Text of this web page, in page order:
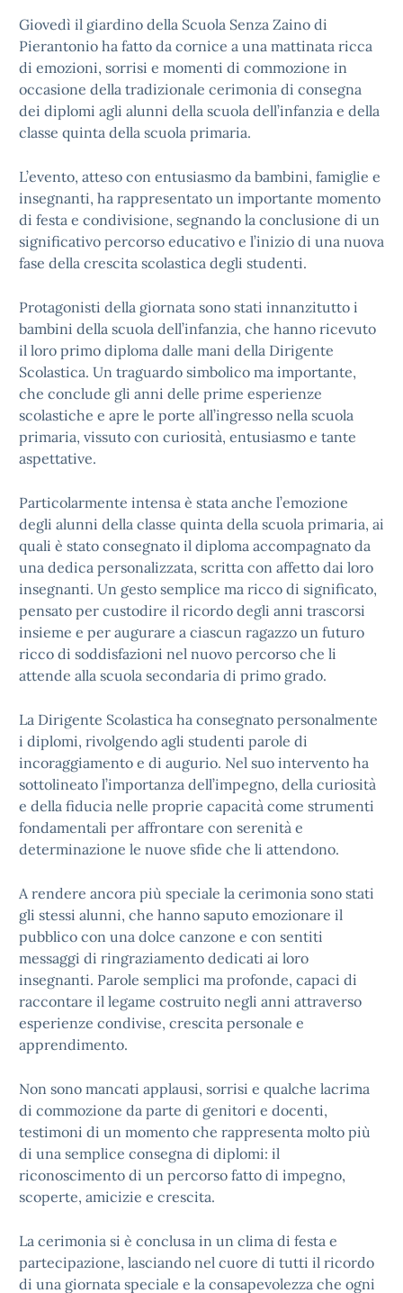
Giovedì il giardino della Scuola Senza Zaino di
Pierantonio ha fatto da cornice a una mattinata ricca
di emozioni, sorrisi e momenti di commozione in
occasione della tradizionale cerimonia di consegna
dei diplomi agli alunni della scuola dell’infanzia e della
classe quinta della scuola primaria.
L’evento, atteso con entusiasmo da bambini, famiglie e
insegnanti, ha rappresentato un importante momento
di festa e condivisione, segnando la conclusione di un
significativo percorso educativo e l’inizio di una nuova
fase della crescita scolastica degli studenti.
Protagonisti della giornata sono stati innanzitutto i
bambini della scuola dell’infanzia, che hanno ricevuto
il loro primo diploma dalle mani della Dirigente
Scolastica. Un traguardo simbolico ma importante,
che conclude gli anni delle prime esperienze
scolastiche e apre le porte all’ingresso nella scuola
primaria, vissuto con curiosità, entusiasmo e tante
aspettative.
Particolarmente intensa è stata anche l’emozione
degli alunni della classe quinta della scuola primaria, ai
quali è stato consegnato il diploma accompagnato da
una dedica personalizzata, scritta con affetto dai loro
insegnanti. Un gesto semplice ma ricco di significato,
pensato per custodire il ricordo degli anni trascorsi
insieme e per augurare a ciascun ragazzo un futuro
ricco di soddisfazioni nel nuovo percorso che li
attende alla scuola secondaria di primo grado.
La Dirigente Scolastica ha consegnato personalmente
i diplomi, rivolgendo agli studenti parole di
incoraggiamento e di augurio. Nel suo intervento ha
sottolineato l’importanza dell’impegno, della curiosità
e della fiducia nelle proprie capacità come strumenti
fondamentali per affrontare con serenità e
determinazione le nuove sfide che li attendono.
A rendere ancora più speciale la cerimonia sono stati
gli stessi alunni, che hanno saputo emozionare il
pubblico con una dolce canzone e con sentiti
messaggi di ringraziamento dedicati ai loro
insegnanti. Parole semplici ma profonde, capaci di
raccontare il legame costruito negli anni attraverso
esperienze condivise, crescita personale e
apprendimento.
Non sono mancati applausi, sorrisi e qualche lacrima
di commozione da parte di genitori e docenti,
testimoni di un momento che rappresenta molto più
di una semplice consegna di diplomi: il
riconoscimento di un percorso fatto di impegno,
scoperte, amicizie e crescita.
La cerimonia si è conclusa in un clima di festa e
partecipazione, lasciando nel cuore di tutti il ricordo
di una giornata speciale e la consapevolezza che ogni